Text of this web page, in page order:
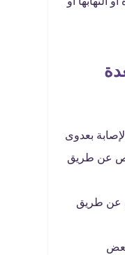
بعدوى
عن طريق
عن طريق